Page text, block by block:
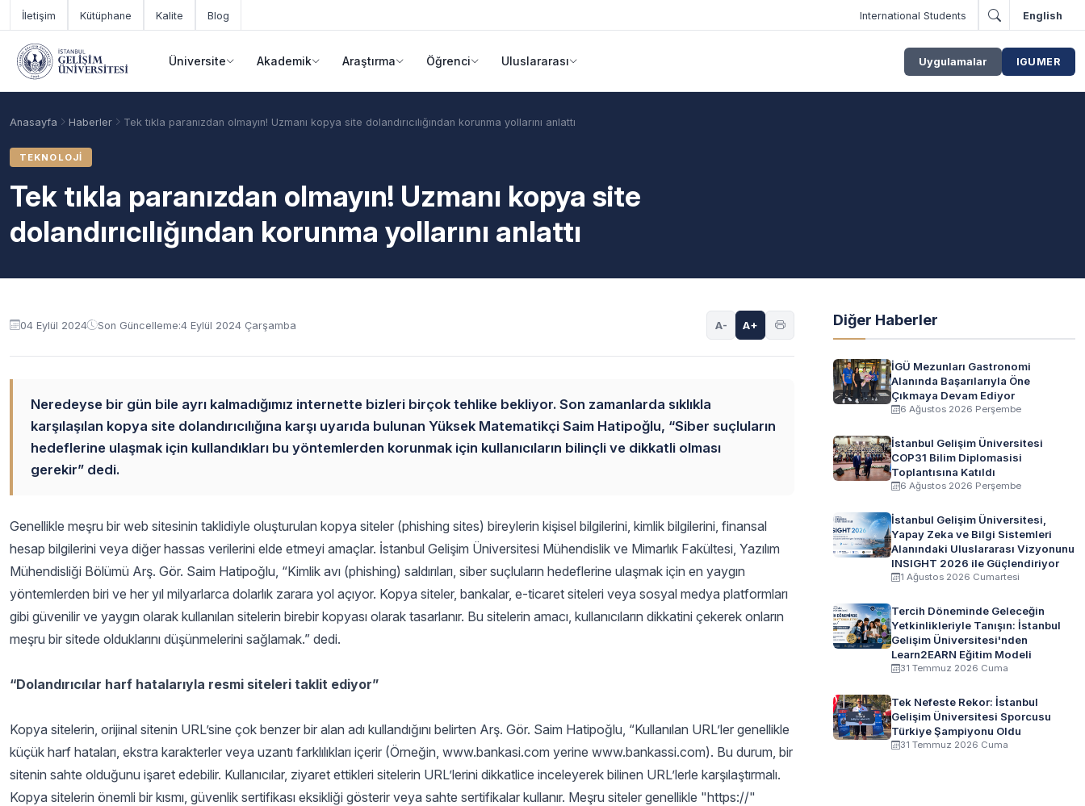
Ana içeriğe geç
İletişim Kütüphane Kalite Blog International Students English
Üniversite Akademik Araştırma Öğrenci Uluslararası Uygulamalar IGUMER
Anasayfa Haberler Tek tıkla paranızdan olmayın! Uzmanı kopya site dolandırıcılığından korunma yollarını anlattı
TEKNOLOJI
Tek tıkla paranızdan olmayın! Uzmanı kopya site
dolandırıcılığından korunma yollarını anlattı
04 Eylül 2024 Son Güncelleme:4 Eylül 2024 Çarşamba A- A+
Neredeyse bir gün bile ayrı kalmadığımız internette bizleri birçok tehlike bekliyor. Son zamanlarda sıklıkla
karşılaşılan kopya site dolandırıcılığına karşı uyarıda bulunan Yüksek Matematikçi Saim Hatipoğlu, “Siber suçluların
hedeflerine ulaşmak için kullandıkları bu yöntemlerden korunmak için kullanıcıların bilinçli ve dikkatli olması
gerekir” dedi.
Genellikle meşru bir web sitesinin taklidiyle oluşturulan kopya siteler (phishing sites) bireylerin kişisel bilgilerini, kimlik bilgilerini, finansal
hesap bilgilerini veya diğer hassas verilerini elde etmeyi amaçlar. İstanbul Gelişim Üniversitesi Mühendislik ve Mimarlık Fakültesi, Yazılım
Mühendisliği Bölümü Arş. Gör. Saim Hatipoğlu, “Kimlik avı (phishing) saldırıları, siber suçluların hedeflerine ulaşmak için en yaygın
yöntemlerden biri ve her yıl milyarlarca dolarlık zarara yol açıyor. Kopya siteler, bankalar, e-ticaret siteleri veya sosyal medya platformları
gibi güvenilir ve yaygın olarak kullanılan sitelerin birebir kopyası olarak tasarlanır. Bu sitelerin amacı, kullanıcıların dikkatini çekerek onların
meşru bir sitede olduklarını düşünmelerini sağlamak.” dedi.
“Dolandırıcılar harf hatalarıyla resmi siteleri taklit ediyor”
Kopya sitelerin, orijinal sitenin URL’sine çok benzer bir alan adı kullandığını belirten Arş. Gör. Saim Hatipoğlu, “Kullanılan URL’ler genellikle
küçük harf hataları, ekstra karakterler veya uzantı farklılıkları içerir (Örneğin, www.bankasi.com yerine www.bankassi.com). Bu durum, bir
sitenin sahte olduğunu işaret edebilir. Kullanıcılar, ziyaret ettikleri sitelerin URL’lerini dikkatlice inceleyerek bilinen URL’lerle karşılaştırmalı.
Kopya sitelerin önemli bir kısmı, güvenlik sertifikası eksikliği gösterir veya sahte sertifikalar kullanır. Meşru siteler genellikle "https://"
Diğer Haberler
İGÜ Mezunları Gastronomi
Alanında Başarılarıyla Öne
Çıkmaya Devam Ediyor
6 Ağustos 2026 Perşembe
İstanbul Gelişim Üniversitesi
COP31 Bilim Diplomasisi
Toplantısına Katıldı
6 Ağustos 2026 Perşembe
İstanbul Gelişim Üniversitesi,
Yapay Zeka ve Bilgi Sistemleri
Alanındaki Uluslararası Vizyonunu
INSIGHT 2026 ile Güçlendiriyor
1 Ağustos 2026 Cumartesi
Tercih Döneminde Geleceğin
Yetkinlikleriyle Tanışın: İstanbul
Gelişim Üniversitesi'nden
Learn2EARN Eğitim Modeli
31 Temmuz 2026 Cuma
Tek Nefeste Rekor: İstanbul
Gelişim Üniversitesi Sporcusu
Türkiye Şampiyonu Oldu
31 Temmuz 2026 Cuma